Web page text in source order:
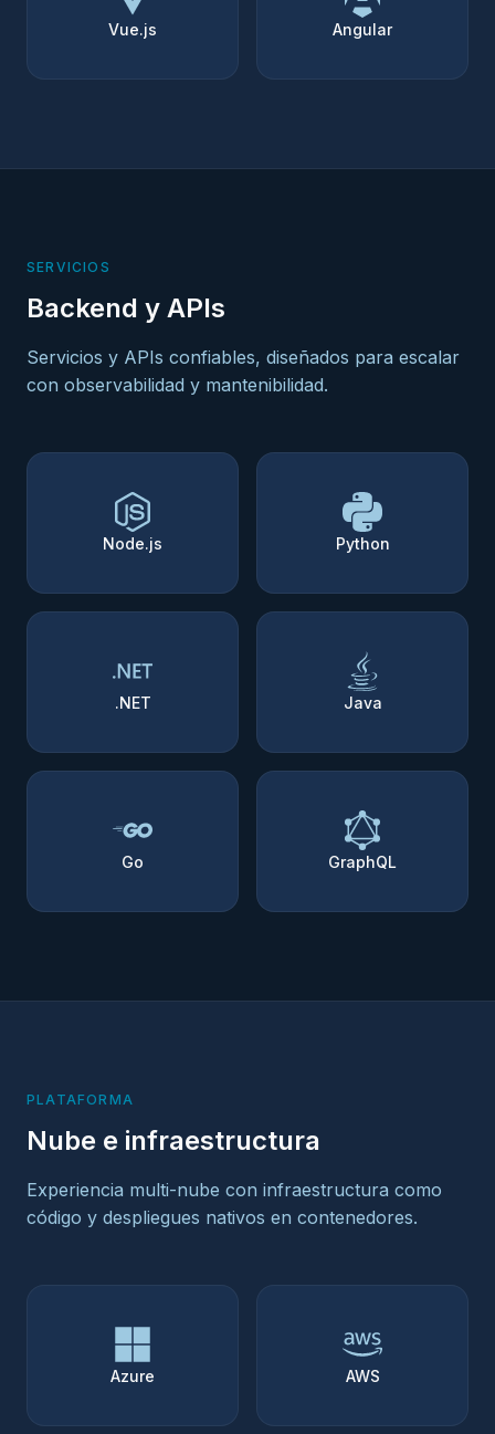
Vue.js Angular
SERVICIOS
Backend y APIs
Servicios y APIs confiables, diseñados para escalar
con observabilidad y mantenibilidad.
Node.js Python
.NET Java
Go GraphQL
PLATAFORMA
Nube e infraestructura
Experiencia multi-nube con infraestructura como
código y despliegues nativos en contenedores.
Azure AWS